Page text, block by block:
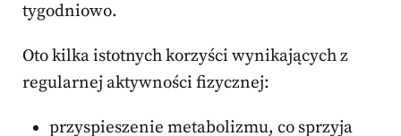
tygodniowo.
Oto kilka istotnych korzyści wynikających z
regularnej aktywności fizycznej:
przyspieszenie metabolizmu, co sprzyja